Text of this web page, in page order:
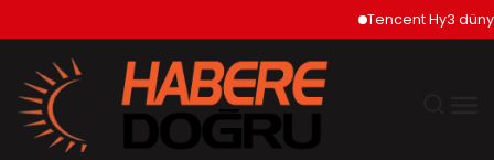
Tencent Hy3 dünya